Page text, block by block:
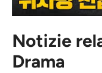
Notizie
Drama